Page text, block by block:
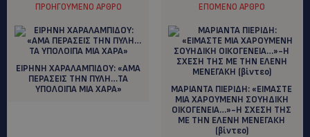
ΠΡΟΗΓΟΎΜΕΝΟ ΆΡΘΡΟ
ΕΙΡΗΝΗ ΧΑΡΑΛΑΜΠΙΔΟΥ: «ΑΜΑ
ΠΕΡΑΣΕΙΣ ΤΗΝ ΠΥΛΗ…ΤΑ
ΥΠΟΛΟΙΠΑ ΜΙΑ ΧΑΡΑ»
ΕΠΌΜΕΝΟ ΆΡΘΡΟ
ΜΑΡΙΑΝΤΑ ΠΙΕΡΙΔΗ: «ΕΙΜΑΣΤΕ
ΜΙΑ ΧΑΡΟΥΜΕΝΗ ΣΟΥΗΔΙΚΗ
ΟΙΚΟΓΕΝΕΙΑ…»-Η ΣΧΕΣΗ ΤΗΣ
ΜΕ ΤΗΝ ΕΛΕΝΗ ΜΕΝΕΓΑΚΗ
(βίντεο)